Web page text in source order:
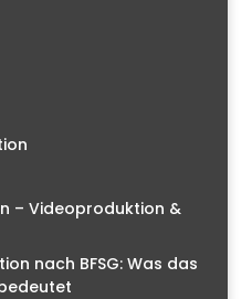
– Videoproduktion &
nach BFSG: Was das